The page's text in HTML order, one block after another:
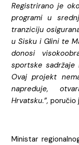
Registrirano je
programi u
tranziciju
u Sisku i Glini te
donosi
sportske
Ovaj projekt
napreduje,
Hrvatsku.”, poručio
Ministar